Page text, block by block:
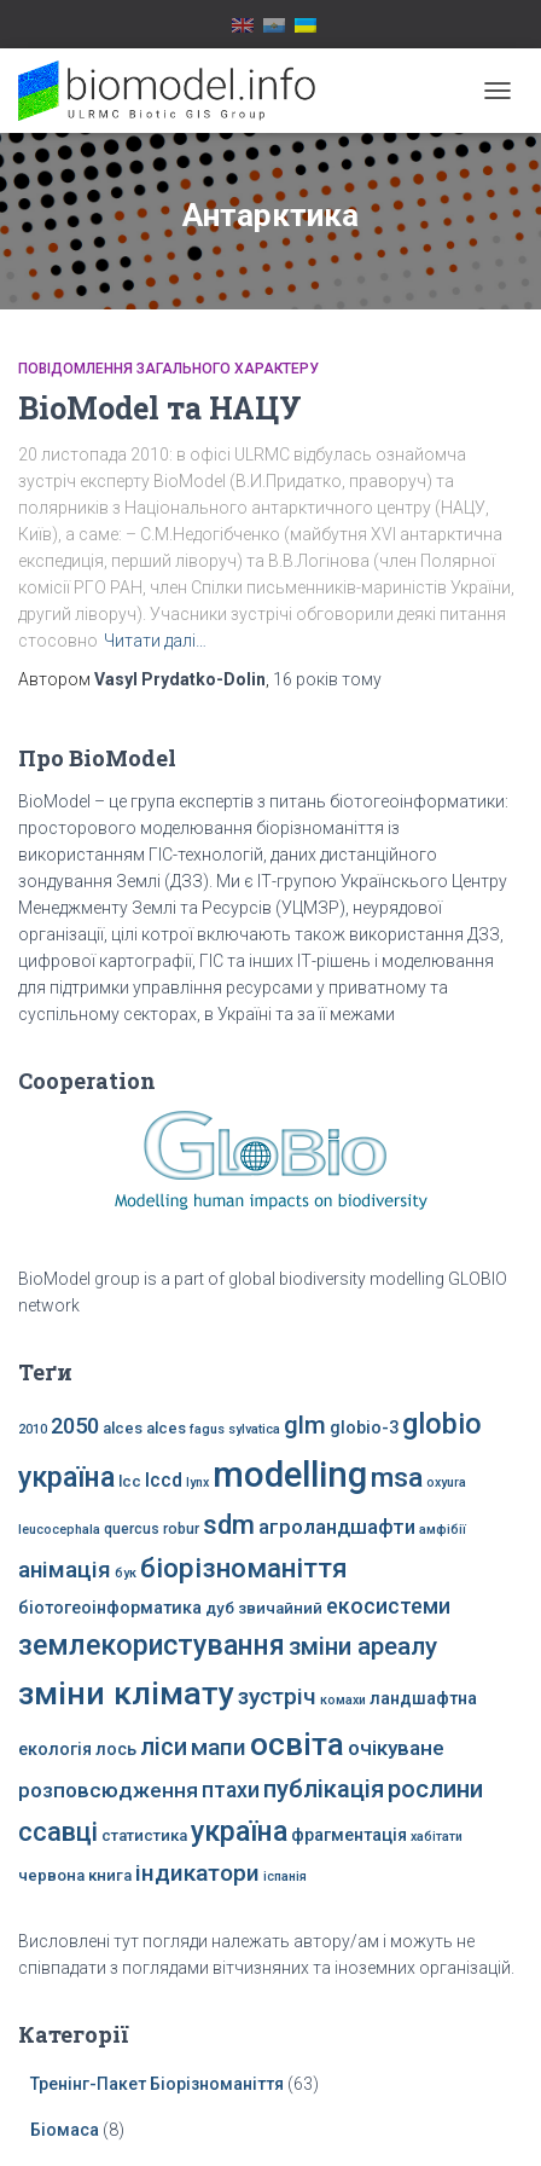
Антарктика
ПОВІДОМЛЕННЯ ЗАГАЛЬНОГО ХАРАКТЕРУ
BioModel та НАЦУ
20 листопада 2010: в офісі ULRMC відбулась ознайомча
зустріч експерту BioModel (В.И.Придатко, праворуч) та
полярників з Національного антарктичного центру (НАЦУ,
Київ), а саме: – С.М.Недогібченко (майбутня XVI антарктична
експедиція, перший ліворуч) та В.В.Логінова (член Полярної
комісії РГО РАН, член Спілки письменників-мариністів України,
другий ліворуч). Учасники зустрічі обговорили деякі питання
стосовно Читати далі…
Автором Vasyl Prydatko-Dolin 16 років тому
Про BioModel
BioModel – це група експертів з питань біотогеоінформатики:
просторового моделювання біорізноманіття із
використанням ГІС-технологій, даних дистанційного
зондування Землі (ДЗЗ). Ми є ІТ-групою Українскього Центру
Менеджменту Землі та Ресурсів (УЦМЗР), неурядової
організації, цілі котрої включають також використання ДЗЗ,
цифрової картографії, ГІС та інших ІТ-рішень і моделювання
для підтримки управління ресурсами у приватному та
суспільному секторах, в Україні та за її межами
Cooperation
BioModel group is a part of global biodiversity modelling GLOBIO
network
Теґи
2010 2050 alces alces fagus sylvatica glm globio-3 globio
україна lcc lccd lynx modellingmsa oxyura
leucocephala quercus robur sdm агроландшафти амфібії
анімація бук біорізноманіття
біотогеоінформатика дуб звичайний екосистеми
землекористування зміни ареалу
зміни кліматузустріч комахи ландшафтна
екологія лось ліси мапи освіта очікуване
розповсюдження птахи публікація рослини
ссавці статистика україна фрагментація хабітати
червона книга індикатори іспанія
Висловлені тут погляди належать автору/ам і можуть не
співпадати з поглядами вітчизняних та іноземних організацій.
Категорії
Тренінг-Пакет Біорізноманіття (63)
Біомаса (8)